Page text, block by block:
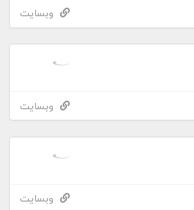
وبسایت
وبسایت
وبسایت